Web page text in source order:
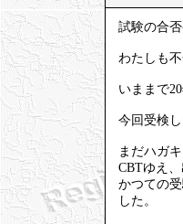
試験の合否
わたしも
いままで
今回受検
まだハガ
CBTゆえ
かつての
した。